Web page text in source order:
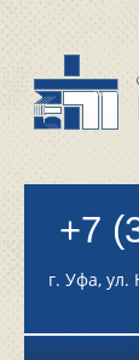
+7
г. Уфа,